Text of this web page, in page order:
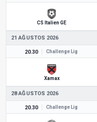
CS Italien GE
21 AĞUSTOS 2026
20.30 Challenge Lig
Xamax
28 AĞUSTOS 2026
20.30 Challenge Lig